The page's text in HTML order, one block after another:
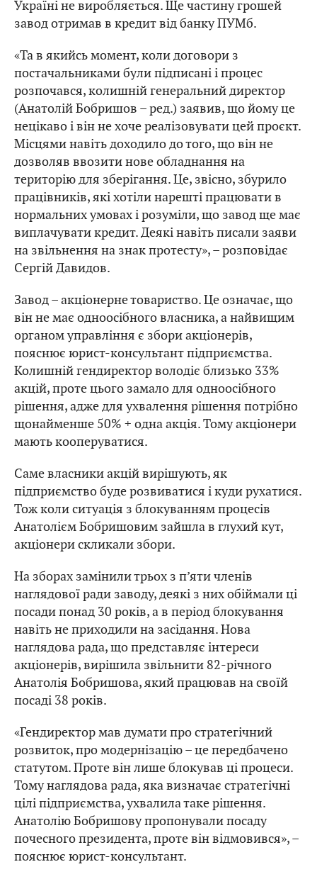
Україні не виробляється. Ще частину грошей
завод отримав в кредит від банку ПУМб.
«Та в якийсь момент, коли договори з
постачальниками були підписані і процес
розпочався, колишній генеральний директор
(Анатолій Бобришов – ред.) заявив, що йому це
нецікаво і він не хоче реалізовувати цей проєкт.
Місцями навіть доходило до того, що він не
дозволяв ввозити нове обладнання на
територію для зберігання. Це, звісно, збурило
працівників, які хотіли нарешті працювати в
нормальних умовах і розуміли, що завод ще має
виплачувати кредит. Деякі навіть писали заяви
на звільнення на знак протесту», – розповідає
Сергій Давидов.
Завод – акціонерне товариство. Це означає, що
він не має одноосібного власника, а найвищим
органом управління є збори акціонерів,
пояснює юрист-консультант підприємства.
Колишній гендиректор володіє близько 33%
акцій, проте цього замало для одноосібного
рішення, адже для ухвалення рішення потрібно
щонайменше 50% + одна акція. Тому акціонери
мають кооперуватися.
Саме власники акцій вирішують, як
підприємство буде розвиватися і куди рухатися.
Тож коли ситуація з блокуванням процесів
Анатолієм Бобришовим зайшла в глухий кут,
акціонери скликали збори.
На зборах замінили трьох з п’яти членів
наглядової ради заводу, деякі з них обіймали ці
посади понад 30 років, а в період блокування
навіть не приходили на засідання. Нова
наглядова рада, що представляє інтереси
акціонерів, вирішила звільнити 82-річного
Анатолія Бобришова, який працював на своїй
посаді 38 років.
«Гендиректор мав думати про стратегічний
розвиток, про модернізацію – це передбачено
статутом. Проте він лише блокував ці процеси.
Тому наглядова рада, яка визначає стратегічні
цілі підприємства, ухвалила таке рішення.
Анатолію Бобришову пропонували посаду
почесного президента, проте він відмовився», –
пояснює юрист-консультант.